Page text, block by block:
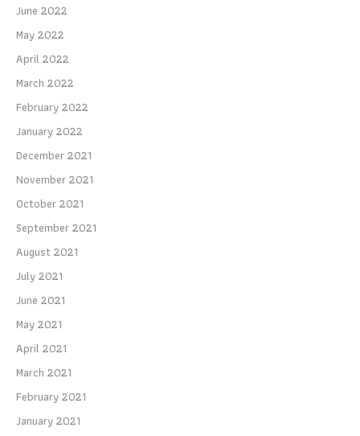
June 2022
May 2022
April 2022
March 2022
February 2022
January 2022
December 2021
November 2021
October 2021
September 2021
August 2021
July 2021
June 2021
May 2021
April 2021
March 2021
February 2021
January 2021